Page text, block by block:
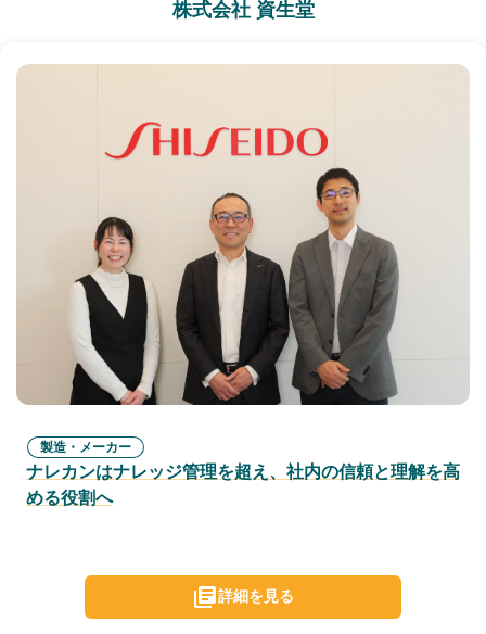
株式会社 資生堂
製造・メーカー
ナレカンはナレッジ管理を超え、社内の信頼と理解を高
める役割へ
詳細を見る